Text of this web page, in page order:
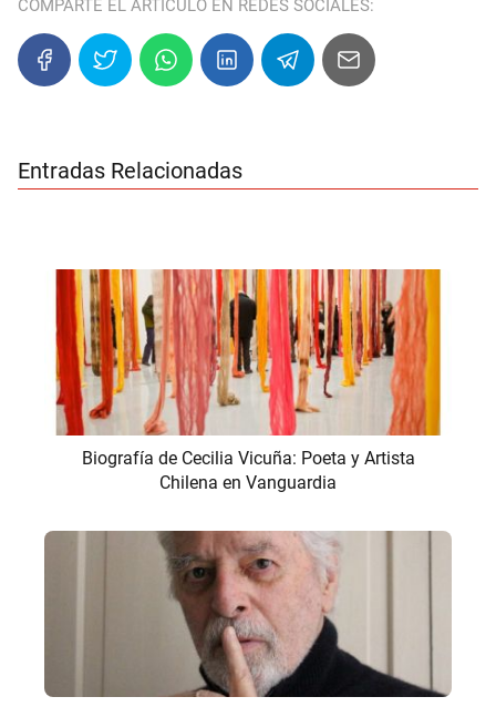
COMPARTE EL ARTÍCULO EN REDES SOCIALES:
Entradas Relacionadas
Biografía de Cecilia Vicuña: Poeta y Artista
Chilena en Vanguardia